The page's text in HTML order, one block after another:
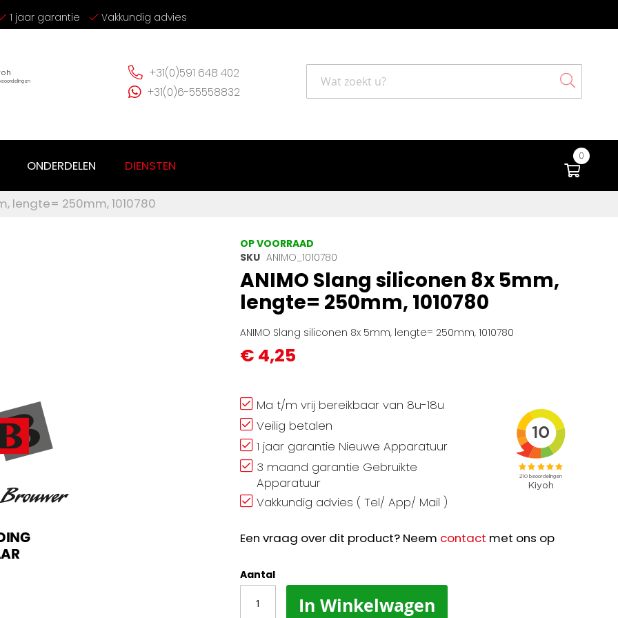
1 jaar garantie Vakkundig advies
+31(0)591 648 402
+31(0)6-55558832
Search
0
ONDERDELEN DIENSTEN
lengte= 250mm, 1010780
OP VOORRAAD
SKU ANIMO_1010780
ANIMO Slang siliconen 8x 5mm,
lengte= 250mm, 1010780
ANIMO Slang siliconen 8x 5mm, lengte= 250mm, 1010780
€ 4,25
Ma t/m vrij bereikbaar van 8u-18u
Veilig betalen
1 jaar garantie Nieuwe Apparatuur
3 maand garantie Gebruikte
Apparatuur
Vakkundig advies ( Tel/ App/ Mail )
Een vraag over dit product? Neem contact met ons op
Aantal
In Winkelwagen